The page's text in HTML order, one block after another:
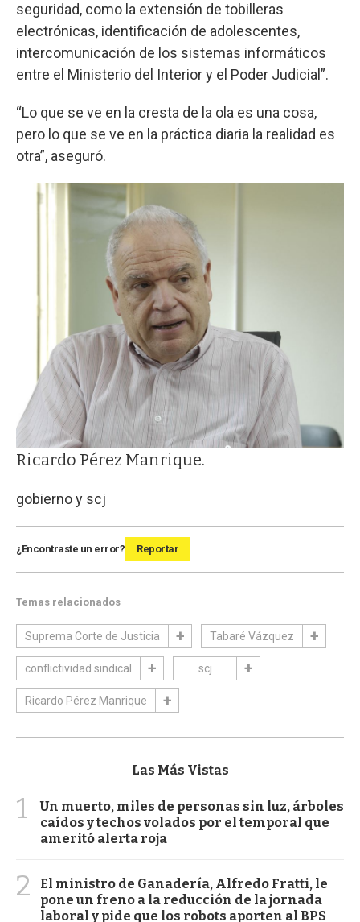
seguridad, como la extensión de tobilleras
electrónicas, identificación de adolescentes,
intercomunicación de los sistemas informáticos
entre el Ministerio del Interior y el Poder Judicial”.
“Lo que se ve en la cresta de la ola es una cosa,
pero lo que se ve en la práctica diaria la realidad es
otra”, aseguró.
Ricardo Pérez Manrique.
gobierno y scj
¿Encontraste un error? Reportar
Temas relacionados
Suprema Corte de Justicia Tabaré Vázquez
conflictividad sindical scj
Ricardo Pérez Manrique
Las Más Vistas
1
Un muerto, miles de personas sin luz, árboles
caídos y techos volados por el temporal que
ameritó alerta roja
2
El ministro de Ganadería, Alfredo Fratti, le
pone un freno a la reducción de la jornada
laboral y pide que los robots aporten al BPS